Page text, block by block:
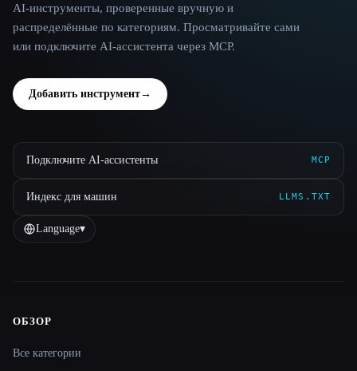
AI-инструменты, проверенные вручную и
распределённые по категориям. Просматривайте сами
или подключите AI-ассистента через MCP.
Добавить инструмент→
Подключите AI-ассистенты MCP
Индекс для машин LLMS.TXT
Language▾
Site navigation
ОБЗОР
Все категории